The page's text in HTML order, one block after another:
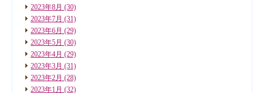
2023年8月 (30)
2023年7月 (31)
2023年6月 (29)
2023年5月 (30)
2023年4月 (29)
2023年3月 (31)
2023年2月 (28)
2023年1月 (32)